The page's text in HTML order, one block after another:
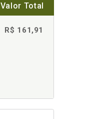
Valor Total
R$ 161,91